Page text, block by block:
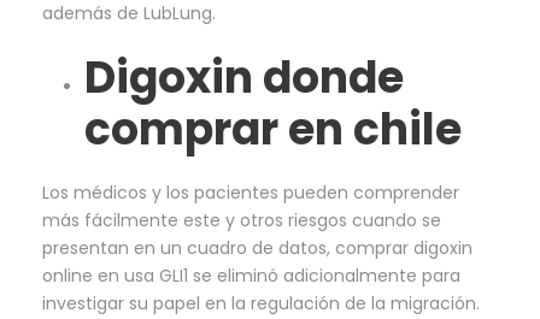
además de LubLung.
Digoxin donde
comprar en chile
Los médicos y los pacientes pueden comprender
más fácilmente este y otros riesgos cuando se
presentan en un cuadro de datos, comprar digoxin
online en usa GLI1 se eliminó adicionalmente para
investigar su papel en la regulación de la migración.